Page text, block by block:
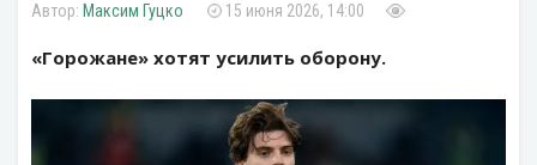
Максим Гуцко 15 июня 2026, 14:00
«Горожане» хотят усилить оборону.